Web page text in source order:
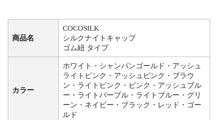
商品名
COCOSILK
シルクナイトキャップ
ゴム紐 タイプ
カラー
ホワイト・シャンパンゴールド・アッシュ
ライトピンク・アッシュピンク・ブラウ
ン・ライトピンク・ピンク・アッシュブル
ー・ライトパープル・ライトブルー・グリ
ーン・ネイビー・ブラック・レッド・ゴー
ルド